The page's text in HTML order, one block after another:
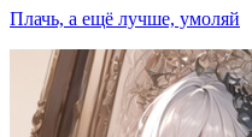
Плачь, а ещё лучше, умоляй